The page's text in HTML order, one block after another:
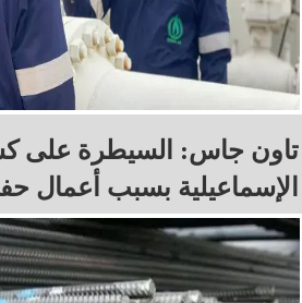
تاون جاس: السيطرة على
الإسماعيلية بسبب أعمال